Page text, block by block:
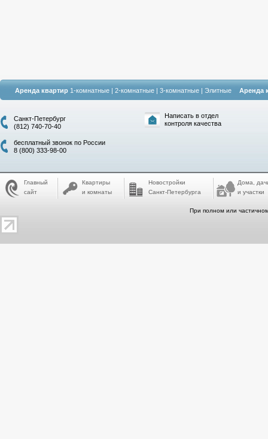
Аренда квартир 1-комнатные | 2-комнатные | 3-комнатные | Элитные Аренда
Санкт-Петербург
(812) 740-70-40
бесплатный звонок по России
8 (800) 333-98-00
Написать в отдел
контроля качества
Главный
сайт
Квартиры
и комнаты
Новостройки
Санкт-Петербурга
Дома,
и участки
При полном или